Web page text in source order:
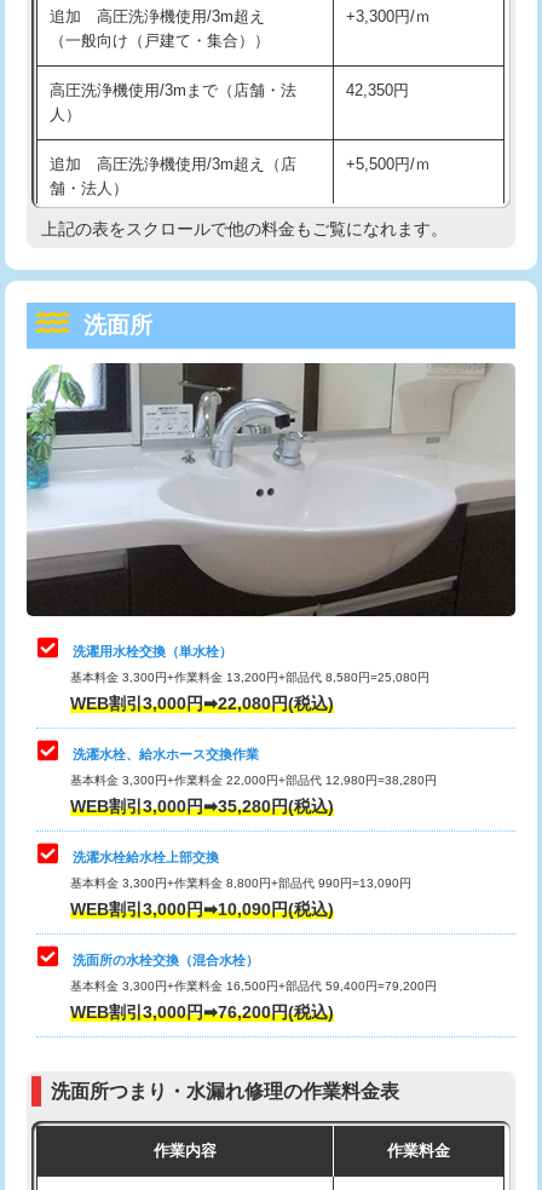
マス交換（深さ50㎝以上） 66,000円
コンクリート斫り（厚さ10㎝まで） 27,500円
コンクリート斫り（厚さ10㎝超え）
モルタル補修（厚さ10㎝まで）
モルタル補修（厚さ10㎝超え） 38,500円
洗面台設置 38,500円
追加人工
廃棄・処分 現場見積
※給水管工事は20mmまでの価格です。
持込商品取付（混合水栓） 16,500円
給水管工事※（ホール加工)
給水管工事※（バンド止め) 3,300円
給水管工事※（支持金具設置) 5,500円
給水管工事※（保温材使用（バンド止
め込み）)
5,500円
給水管工事※（土の掘削・埋め戻し作
業)
11,000円
給水管工事※（塩ビ管（VP・HI）使
用/3ｍまで)
33,000円
給水管工事※（塩ビ管（VP・HI）使
用（追加）/3ｍ超え)
給水管工事※（ライニング鋼管・銅
管・ポリ管・HT管使用/3ｍまで)
44,000円
給水管工事※（ライニング鋼管・銅
管・ポリ管・HT管使用/3ｍ超え)
排水管工事（土の掘削・埋め戻し作
業）
排水管工事（排水管工事/3ｍまで） 55,000円
排水管工事（追加 排水管工事/3ｍ超
え）
マス交換（土の掘削・埋め戻し作業）
マス交換（深さ50㎝未満）
マス交換（深さ50㎝以上）
モルタル補修（厚さ10㎝まで） 27,500円
追加 高圧洗浄機使用/3m超え
（一般向け（戸建て・集合））
+3,300円/ｍ
高圧洗浄機使用/3mまで（店舗・法
人）
42,350円
追加 高圧洗浄機使用/3m超え（店
舗・法人）
+5,500円/ｍ
高度高圧洗浄換 現地調査
トーラー機使用/3mまで
追加トーラー機使用/3m超え +3,300円
カメラ調査 33,000円
桝清掃
止水・漏水調査・防水処理・清掃・修
理・調整・分解・加工など（軽作業）
11,000円
止水・漏水調査・防水処理・清掃・修
理・調整・分解・加工など（中作業）
22,000円
止水・漏水調査・防水処理・清掃・修
理・調整・分解・加工など（重作業）
33,000円
キッチンタンク脱着
その他部品の脱着
交換・取付（タンク）
交換・取付(単水栓（壁付・デッキ
式）)
交換・取付(混合水栓（壁付・デッキ
式・ワンホール）)
16,500円+材料費
（P/S/ポップアップ））
交換・取付（その他部品） 11,000円+材料費
持込商品取付（単水栓） 13,200円
上記の表をスクロールで他の料金もご覧になれます。
洗面所
洗濯用水栓交換（単水栓）
基本料金 3,300円+作業料金 13,200円+部品代 8,580円=25,080円
WEB割引3,000円➡22,080円(税込)
洗濯水栓、給水ホース交換作業
基本料金 3,300円+作業料金 22,000円+部品代 12,980円=38,280円
WEB割引3,000円➡35,280円(税込)
洗濯水栓給水栓上部交換
基本料金 3,300円+作業料金 8,800円+部品代 990円=13,090円
WEB割引3,000円➡10,090円(税込)
洗面所の水栓交換（混合水栓）
基本料金 3,300円+作業料金 16,500円+部品代 59,400円=79,200円
WEB割引3,000円➡76,200円(税込)
洗面所つまり・水漏れ修理の作業料金表
作業内容 作業料金